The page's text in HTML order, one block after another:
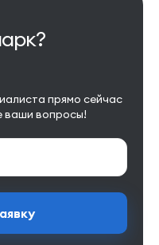
прямо сейчас
ваши вопросы!